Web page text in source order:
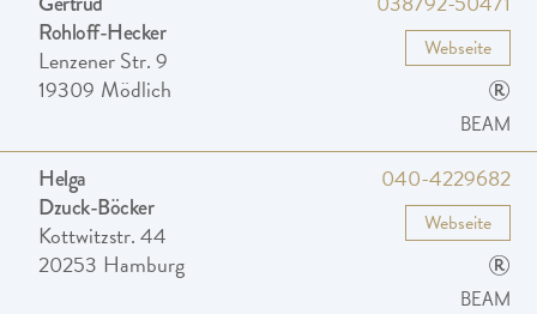
Rohloff-Hecker
Lenzener Str. 9
19309 Mödlich
Webseite
®
BEAM
Helga
Dzuck-Böcker
Kottwitzstr. 44
20253 Hamburg
040-4229682
Webseite
®
BEAM